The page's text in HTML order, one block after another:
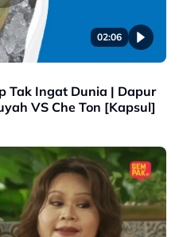
02:06
Tak Ingat Dunia | Dapur
VS Che Ton [Kapsul]